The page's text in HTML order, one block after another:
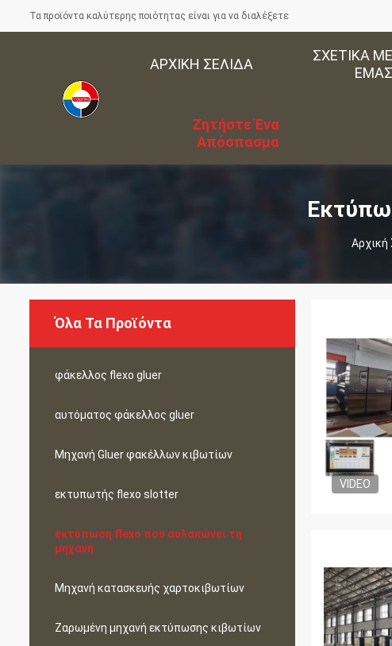
Τα προϊόντα καλύτερης ποιότητας είναι για να διαλέξετε
ΑΡΧΙΚΉ ΣΕΛΊΔΑ
ΣΧΕΤΙΚΆ ΜΕ
ΕΜΆΣ
Ζητήστε Ένα
Απόσπασμα
Αρχική
Όλα Τα Προϊόντα
φάκελλος flexo gluer
αυτόματος φάκελλος gluer
Μηχανή Gluer φακέλλων κιβωτίων
εκτυπωτής flexo slotter
εκτύπωση flexo που αυλακώνει τη
μηχανή
Μηχανή κατασκευής χαρτοκιβωτίων
Ζαρωμένη μηχανή εκτύπωσης κιβωτίων
VIDEO